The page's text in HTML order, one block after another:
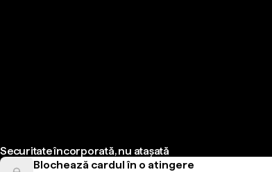
Securitate încorporată, nu atașată
Blochează cardul în o atingere